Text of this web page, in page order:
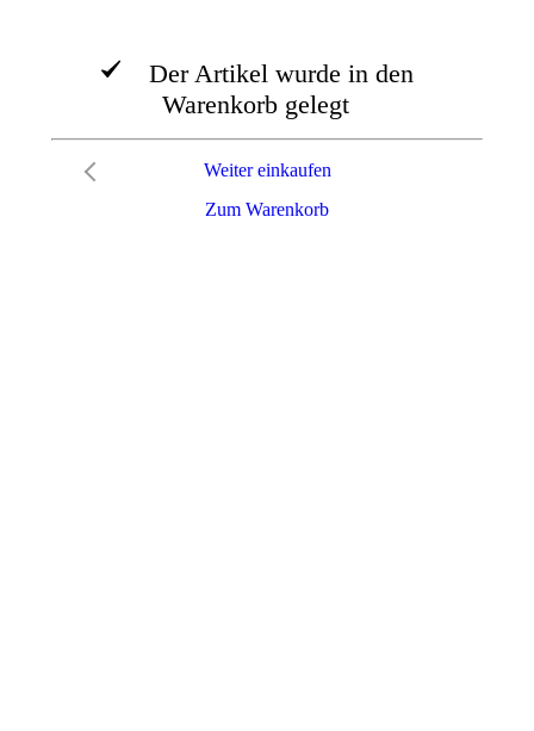
Der Artikel wurde in den
Warenkorb gelegt
Zum Warenkorb
Weiter einkaufen